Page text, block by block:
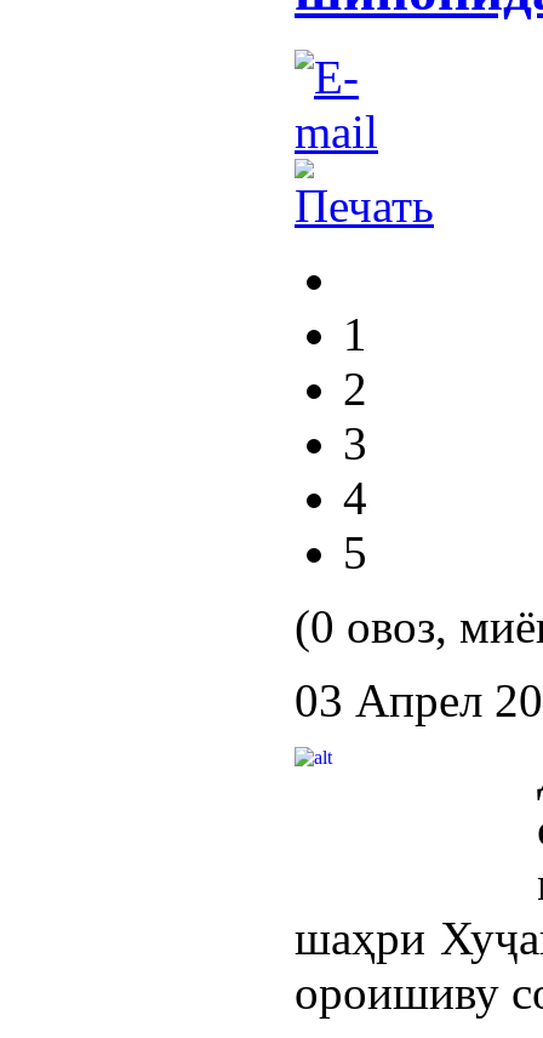
1
2
3
4
5
(0 овоз,
03 Апрел
шаҳри
ороишиву